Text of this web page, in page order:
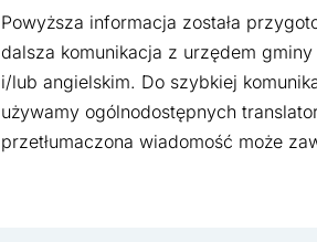
Powyższa informacja została
dalsza komunikacja z urzędem
i/lub angielskim. Do szybkiej
używamy ogólnodostępnych
przetłumaczona wiadomość może